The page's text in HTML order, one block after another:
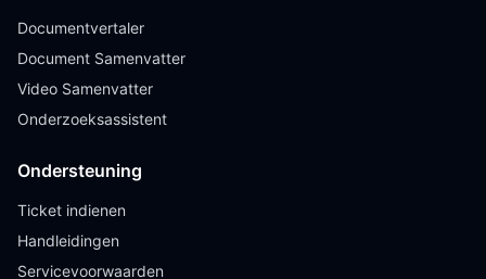
Documentvertaler
Document Samenvatter
Video Samenvatter
Onderzoeksassistent
Ondersteuning
Ticket indienen
Handleidingen
Servicevoorwaarden